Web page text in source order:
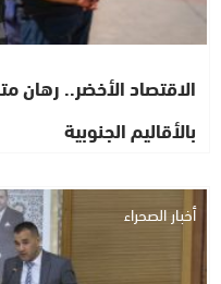
الاقتصاد الأخضر.. رهان
بالأقاليم الجنوبية
أخبار الصحراء